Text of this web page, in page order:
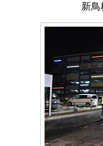
新鳥